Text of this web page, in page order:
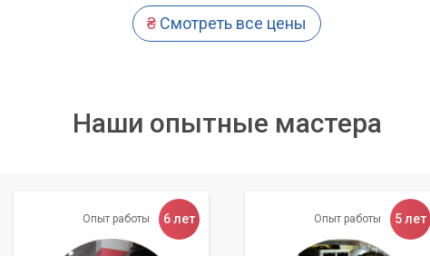
₴ Смотреть все цены
Наши опытные мастера
Опыт работы 6 лет Опыт работы 5 лет